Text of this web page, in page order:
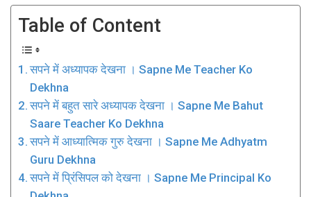
Table of Content
सपने में अध्यापक देखना । Sapne Me Teacher Ko
Dekhna
सपने में बहुत सारे अध्यापक देखना । Sapne Me Bahut
Saare Teacher Ko Dekhna
सपने में आध्यात्मिक गुरु देखना । Sapne Me Adhyatm
Guru Dekhna
सपने में प्रिंसिपल को देखना । Sapne Me Principal Ko